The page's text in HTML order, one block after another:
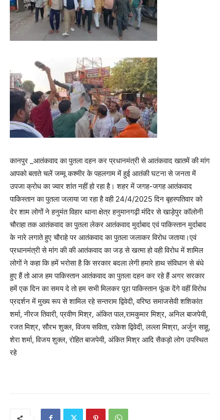
कानपुर _आतंकवाद का पुतला दहन कर प्रधानमंत्री से आतंकवाद खातमें की मांग
आपको बताते चलें जम्मू कश्मीर के पहलगाम में हुई आतंकी घटना से जनता में
उपजा क्रोध का ज्वार शांत नहीं हो रहा है। शहर में जगह-जगह आतंकवाद
पाकिस्तान का पुतला जलाया जा रहा है वही 24/4/2025 दिन बृहस्पतिवार को
देर शाम लोगों ने हनुमंत विहार थाना क्षेत्र हनुमानगढ़ी मंदिर से खाड़ेपुर कॉलोनी
चौराहा तक आतंकवाद का पुतला लेकर आतंकवाद मुर्दाबाद एवं पाकिस्तान मुर्दाबाद
के नारे लगाते हुए चौराहे पर आतंकवाद का पुतला जलाकर विरोध जताया।एवं
प्रधानमंत्री से मांग की की आतंकवाद का जड़ से खत्मा हो वही विरोध में शामिल
लोगों ने कहा कि हमें भरोसा है कि सरकार बदला लेगी हमारे हाथ संविधान से बंधे
हुए हैं तो आज हम पाकिस्तान आतंकवाद का पुतला दहन कर रहे हैं अगर सरकार
हमें एक दिन का समय दे तो हम सभी मिलकर पूरा पाकिस्तान फूंक देंगे वहीं विरोध
प्रदर्शन में मुख्य रूप से शामिल रहे सन्तराम द्विवेदी, वरिष्ठ समाजसेवी शशिकांत
शर्मा, नीरज तिवारी, प्रवीण मिश्र, अंकित पाल,रामकुमार मिश्र, अनिल बाजपेयी,
रजत मिश्र, सौरभ शुक्ल, विजय सविता, राकेश द्विवेदी, लल्ला मिश्रा, अर्जुन साहू,
शेरा शर्मा, विजय शुक्ल, रोहित बाजपेयी, अंकित मिश्र आदि सैकड़ो लोग उपस्थित
रहे